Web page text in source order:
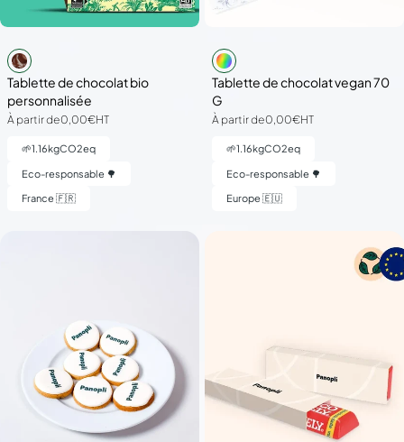
Tablette de chocolat bio
personnalisée
À partir de0,00€HT
🌱1.16kgCO2eq
Eco-responsable 🌳
France 🇫🇷
Tablette de chocolat vegan 70
G
À partir de0,00€HT
🌱1.16kgCO2eq
Eco-responsable 🌳
Europe 🇪🇺